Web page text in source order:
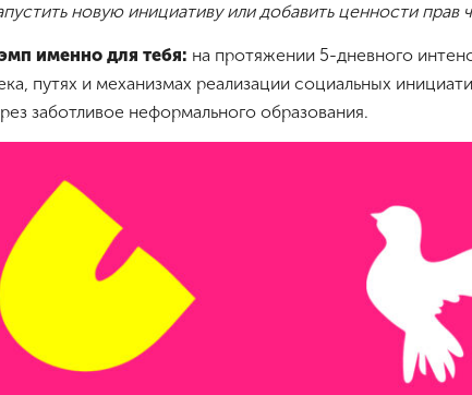
новую инициативу или добавить ценности
именно для тебя: на протяжении 5-дневного
путях и механизмах реализации социальных
заботливое неформального образования.